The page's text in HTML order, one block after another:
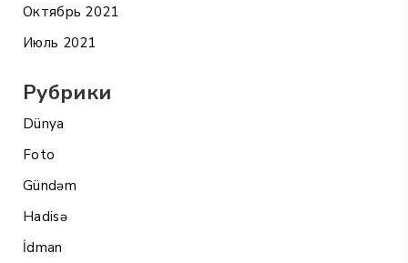
Октябрь 2021
Июль 2021
Рубрики
Dünya
Foto
Gündəm
Hadisə
İdman